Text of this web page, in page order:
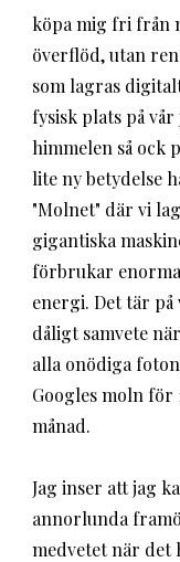
köpa mig fri från
överflöd, utan
som lagras
fysisk plats på vår
himmelen så ock
lite ny betydelse
"Molnet" där vi
gigantiska
förbrukar
energi. Det tär på
dåligt samvete
alla onödiga
Googles moln för
månad.
Jag inser att jag
annorlunda
medvetet när det